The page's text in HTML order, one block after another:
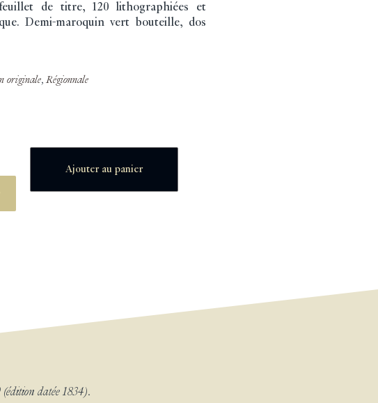
de titre, 120 lithographiées et
Demi-maroquin vert bouteille, dos
originale, Régionnale
Ajouter au panier
datée 1834).